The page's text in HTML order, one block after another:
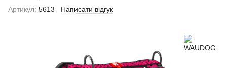
Артикул: 5613 Написати відгук